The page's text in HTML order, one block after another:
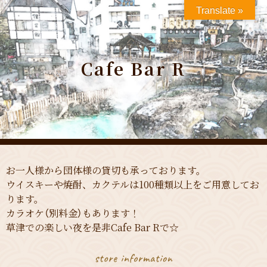
Cafe Bar R
お一人様から団体様の貸切も承っております。
ウイスキーや焼酎、カクテルは100種類以上をご用意してお
ります。
カラオケ（別料金）もあります！
草津での楽しい夜を是非Cafe Bar Rで☆
Translate »